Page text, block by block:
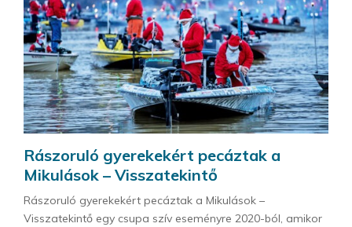
Rászoruló gyerekekért pecáztak a
Mikulások – Visszatekintő
Rászoruló gyerekekért pecáztak a Mikulások –
Visszatekintő egy csupa szív eseményre 2020-ból, amikor